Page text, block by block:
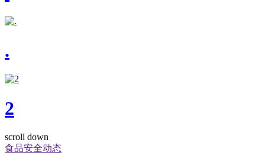
.
2
scroll down
食品安全动态